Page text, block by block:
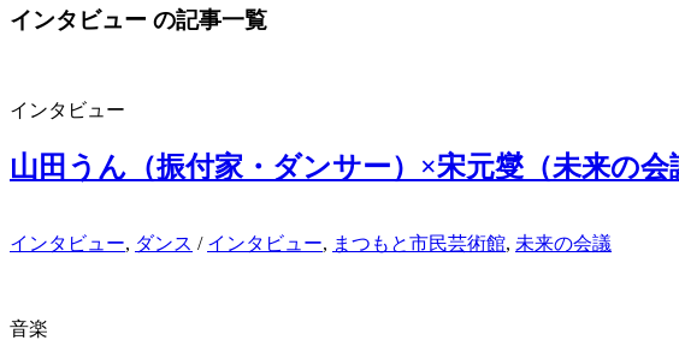
インタビュー の記事一覧
インタビュー
山田うん（振付家・ダンサー）×宋元燮（未来の会
インタビュー, ダンス / インタビュー, まつもと市民芸術館, 未来の会議
音楽